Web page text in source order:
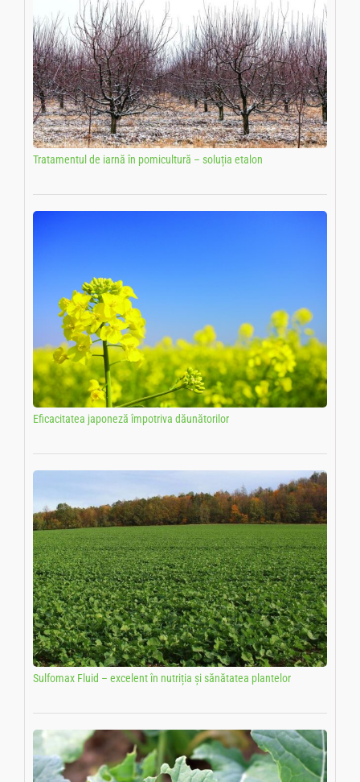
Tratamentul de iarnă în pomicultură – soluția etalon
Eficacitatea japoneză împotriva dăunătorilor
Sulfomax Fluid – excelent în nutriția și sănătatea plantelor